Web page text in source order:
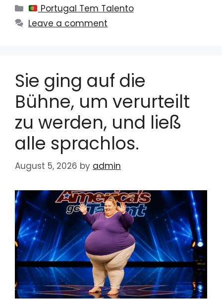
Categories
Portugal Tem Talento
Leave a comment
Sie ging auf die
Bühne, um verurteilt
zu werden, und ließ
alle sprachlos.
August 5, 2026 by admin